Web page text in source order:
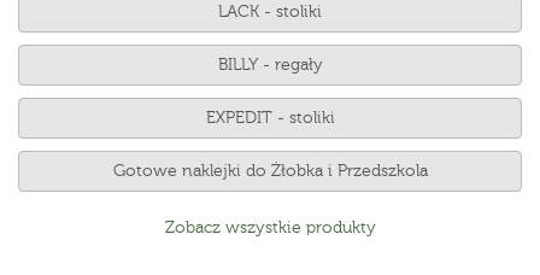
LACK - stoliki
BILLY - regały
EXPEDIT - stoliki
Gotowe naklejki do Żłobka i Przedszkola
Zobacz wszystkie produkty